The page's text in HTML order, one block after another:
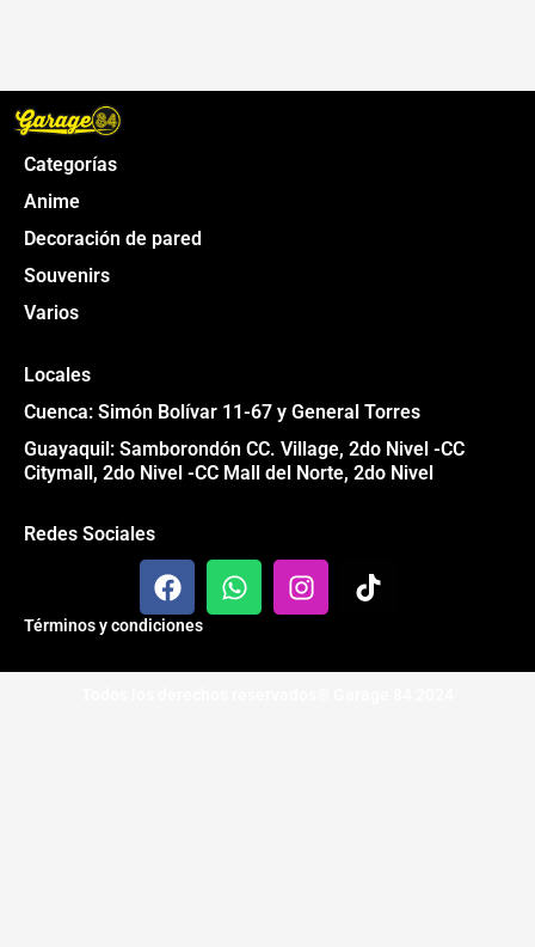
Categorías
Anime
Decoración de pared
Souvenirs
Varios
Locales
Cuenca: Simón Bolívar 11-67 y General Torres
Guayaquil: Samborondón CC. Village, 2do Nivel -CC
Citymall, 2do Nivel -CC Mall del Norte, 2do Nivel
Redes Sociales
F
a
c
b
W
h
s
I
n
a
T
i
o
Términos y condiciones